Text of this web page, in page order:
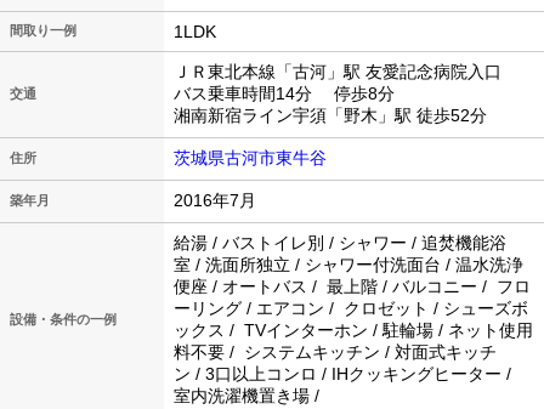
間取り一例 1LDK
交通
ＪＲ東北本線「古河」駅 友愛記念病院入口
バス乗車時間14分 停歩8分
湘南新宿ライン宇須「野木」駅 徒歩52分
住所 茨城県古河市東牛谷
築年月 2016年7月
設備・条件の一例
給湯 / バストイレ別 / シャワー / 追焚機能浴
室 / 洗面所独立 / シャワー付洗面台 / 温水洗浄
便座 / オートバス / 最上階 / バルコニー / フロ
ーリング / エアコン / クロゼット / シューズボ
ックス / TVインターホン / 駐輪場 / ネット使用
料不要 / システムキッチン / 対面式キッチ
ン / 3口以上コンロ / IHクッキングヒーター /
室内洗濯機置き場 /